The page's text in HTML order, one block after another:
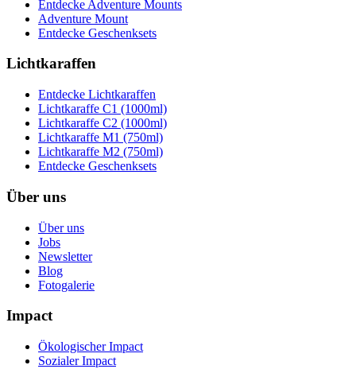
Entdecke Adventure Mounts
Adventure Mount
Entdecke Geschenksets
Lichtkaraffen
Entdecke Lichtkaraffen
Lichtkaraffe C1 (1000ml)
Lichtkaraffe C2 (1000ml)
Lichtkaraffe M1 (750ml)
Lichtkaraffe M2 (750ml)
Entdecke Geschenksets
Über uns
Über uns
Jobs
Newsletter
Blog
Fotogalerie
Impact
Ökologischer Impact
Sozialer Impact